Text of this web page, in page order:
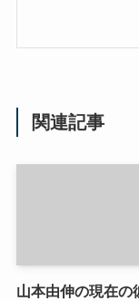
関連記事
山本由伸の現在の